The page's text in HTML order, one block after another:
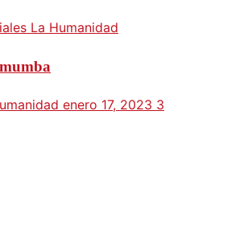
La Humanidad
enero 17, 2023 3